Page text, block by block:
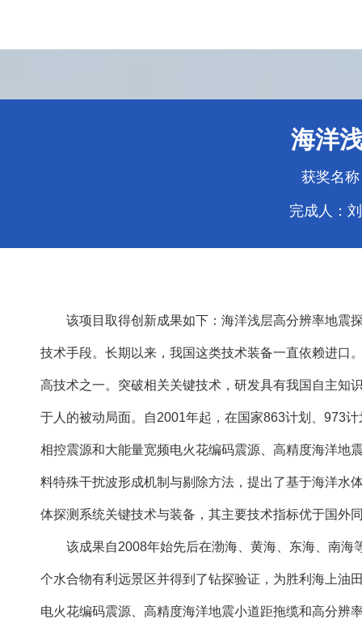
海洋
获奖名
完成人：
该项目取得创新成果如下：海洋浅层高分辨率地震
技术手段。长期以来，我国这类技术装备一直依赖进口
高技术之一。突破相关关键技术，研发具有我国自主知
于人的被动局面。自2001年起，在国家863计划、973
相控震源和大能量宽频电火花编码震源、高精度海洋地
料特殊干扰波形成机制与剔除方法，提出了基于海洋水
体探测系统关键技术与装备，其主要技术指标优于国外
该成果自2008年始先后在渤海、黄海、东海、南
个水合物有利远景区并得到了钻探验证，为胜利海上油
电火花编码震源、高精度海洋地震小道距拖缆和高分辨